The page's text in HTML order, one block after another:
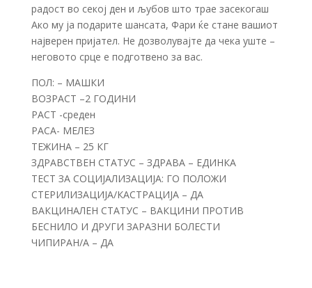
радост во секој ден и љубов што трае засекогаш
Ако му ја подарите шансата, Фари ќе стане вашиот
најверен пријател. Не дозволувајте да чека уште –
неговото срце е подготвено за вас.
ПОЛ: – МАШКИ
ВОЗРАСТ –2 ГОДИНИ
РАСТ -среден
РАСА- МЕЛЕЗ
ТЕЖИНА – 25 КГ
ЗДРАВСТВЕН СТАТУС – ЗДРАВА – ЕДИНКА
ТЕСТ ЗА СОЦИЈАЛИЗАЦИЈА: ГО ПОЛОЖИ
СТЕРИЛИЗАЦИЈА/КАСТРАЦИЈА – ДА
ВАКЦИНАЛЕН СТАТУС – ВАКЦИНИ ПРОТИВ
БЕСНИЛО И ДРУГИ ЗАРАЗНИ БОЛЕСТИ
ЧИПИРАН/А – ДА